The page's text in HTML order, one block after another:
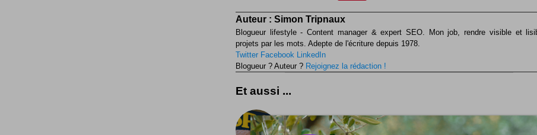
Auteur : Simon Tripnaux
Blogueur lifestyle - Content manager & expert SEO. Mon job, rendre visible et
projets par les mots. Adepte de l'écriture depuis 1978.
Twitter Facebook LinkedIn
Blogueur ? Auteur ? Rejoignez la rédaction !
Et aussi ...
Spam de commentaires : avatars cliquables